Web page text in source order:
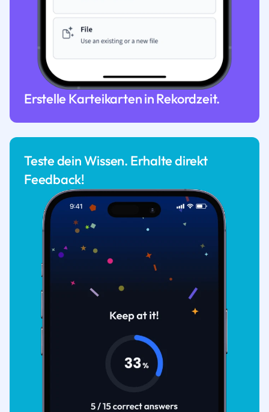
Erstelle Karteikarten in Rekordzeit.
Teste dein Wissen. Erhalte direkt
Feedback!